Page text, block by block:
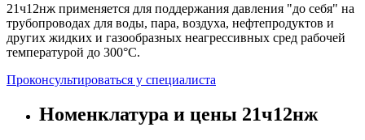
21ч12нж применяется для поддержания давления "до себя" на
трубопроводах для воды, пара, воздуха, нефтепродуктов и
других жидких и газообразных неагрессивных сред рабочей
температурой до 300°С.
Проконсультироваться у специалиста
Номенклатура и цены 21ч12нж